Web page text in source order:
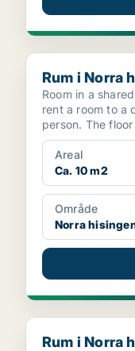
Rum i Norra
Rum i Norra
Room in a shared
rent a room to a
person. The
kitchen, t...
Areal
Ca. 10 m2
Område
Norra
Rum i Norra
Rum i Norra